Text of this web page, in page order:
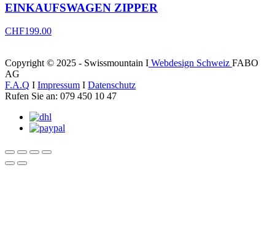
EINKAUFSWAGEN ZIPPER
CHF199.00
Copyright © 2025 - Swissmountain I Webdesign Schweiz FABO
AG
F.A.Q I Impressum I Datenschutz
Rufen Sie an: 079 450 10 47